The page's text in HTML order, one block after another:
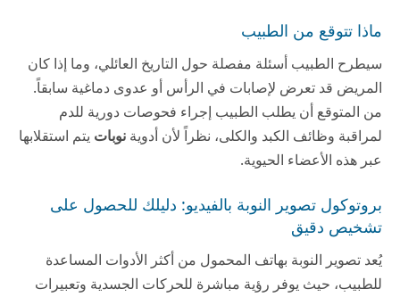
ماذا تتوقع من الطبيب
سيطرح الطبيب أسئلة مفصلة حول التاريخ العائلي، وما إذا كان
المريض قد تعرض لإصابات في الرأس أو عدوى دماغية سابقاً.
من المتوقع أن يطلب الطبيب إجراء فحوصات دورية للدم
لمراقبة وظائف الكبد والكلى، نظراً لأن أدوية نوبات يتم استقلابها
عبر هذه الأعضاء الحيوية.
بروتوكول تصوير النوبة بالفيديو: دليلك للحصول على
تشخيص دقيق
يُعد تصوير النوبة بهاتف المحمول من أكثر الأدوات المساعدة
للطبيب، حيث يوفر رؤية مباشرة للحركات الجسدية وتعبيرات